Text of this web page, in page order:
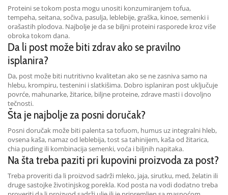
Proteini se tokom posta mogu unositi konzumiranjem tofua,
tempeha, seitana, sočiva, pasulja, leblebije, graška, kinoe, semenki i
orašastih plodova. Najbolje je da se biljni proteini rasporede kroz više
obroka tokom dana.
Da li post može biti zdrav ako se pravilno
isplanira?
Da, post može biti nutritivno kvalitetan ako se ne zasniva samo na
hlebu, krompiru, testenini i slatkišima. Dobro isplaniran post uključuje
povrće, mahunarke, žitarice, biljne proteine, zdrave masti i dovoljno
tečnosti.
Šta je najbolje za posni doručak?
Posni doručak može biti palenta sa tofuom, humus uz integralni hleb,
ovsena kaša, namaz od leblebija, tost sa tahinijem, kaša od žitarica,
chia puding ili kombinacija semenki, voća i biljnih napitaka.
Na šta treba paziti pri kupovini proizvoda za post?
Treba proveriti da li proizvod sadrži mleko, jaja, sirutku, med, želatin ili
druge sastojke životinjskog porekla. Kod posta na vodi dodatno treba